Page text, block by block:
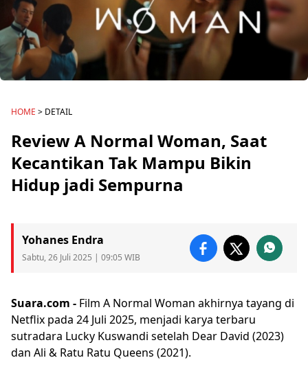
HOME > DETAIL
Review A Normal Woman, Saat
Kecantikan Tak Mampu Bikin
Hidup jadi Sempurna
Yohanes Endra
Sabtu, 26 Juli 2025 | 09:05 WIB
Suara.com - Film A Normal Woman akhirnya tayang di
Netflix pada 24 Juli 2025, menjadi karya terbaru
sutradara Lucky Kuswandi setelah Dear David (2023)
dan Ali & Ratu Ratu Queens (2021).